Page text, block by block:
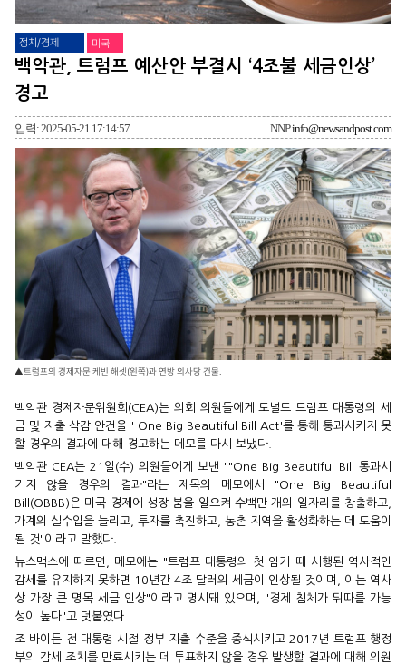
정치/경제 미국
백악관, 트럼프 예산안 부결시 ‘4조불 세금인상’
경고
입력: 2025-05-21 17:14:57 NNPinfo@newsandpost.com
▲트럼프의 경제자문 케빈 해셋(왼쪽)과 연방 의사당 건물.
백악관 경제자문위원회(CEA)는 의회 의원들에게 도널드 트럼프 대통령의 세
금 및 지출 삭감 안건을 ' One Big Beautiful Bill Act'를 통해 통과시키지 못
할 경우의 결과에 대해 경고하는 메모를 다시 보냈다.
백악관 CEA는 21일(수) 의원들에게 보낸 ""One Big Beautiful Bill 통과시
키지 않을 경우의 결과"라는 제목의 메모에서 "One Big Beautiful
Bill(OBBB)은 미국 경제에 성장 붐을 일으켜 수백만 개의 일자리를 창출하고,
가계의 실수입을 늘리고, 투자를 촉진하고, 농촌 지역을 활성화하는 데 도움이
될 것"이라고 말했다.
뉴스맥스에 따르면, 메모에는 "트럼프 대통령의 첫 임기 때 시행된 역사적인
감세를 유지하지 못하면 10년간 4조 달러의 세금이 인상될 것이며, 이는 역사
상 가장 큰 명목 세금 인상"이라고 명시돼 있으며, "경제 침체가 뒤따를 가능
성이 높다"고 덧붙였다.
조 바이든 전 대통령 시절 정부 지출 수준을 종식시키고 2017년 트럼프 행정
부의 감세 조치를 만료시키는 데 투표하지 않을 경우 발생할 결과에 대해 의원